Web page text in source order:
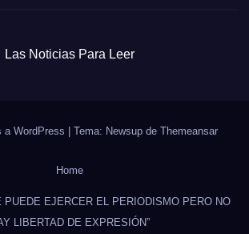
Las Noticias Para Leer
a WordPress Tema: Newsup de Themeansar
Home
PUEDE EJERCER EL PERIODISMO PERO NO
LIBERTAD DE EXPRESIÓN”